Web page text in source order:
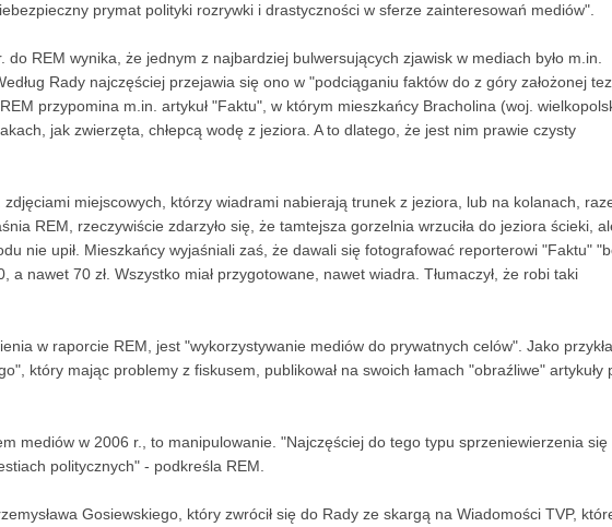
prymat polityki rozrywki i drastyczności w sferze zainteresowań mediów".
do REM wynika, że jednym z najbardziej bulwersujących zjawisk w mediach było m.in.
Rady najczęściej przejawia się ono w "podciąganiu faktów do z góry założonej
przypomina m.in. artykuł "Faktu", w którym mieszkańcy Bracholina (woj.
jak zwierzęta, chłepcą wodę z jeziora. A to dlatego, że jest nim prawie czysty
zdjęciami miejscowych, którzy wiadrami nabierają trunek z jeziora, lub na kolanach,
REM, rzeczywiście zdarzyło się, że tamtejsza gorzelnia wrzuciła do jeziora ścieki,
nie upił. Mieszkańcy wyjaśniali zaś, że dawali się fotografować reporterowi "Faktu"
a nawet 70 zł. Wszystko miał przygotowane, nawet wiadra. Tłumaczył, że robi taki
w raporcie REM, jest "wykorzystywanie mediów do prywatnych celów". Jako
który mając problemy z fiskusem, publikował na swoich łamach "obraźliwe" artykuły
mediów w 2006 r., to manipulowanie. "Najczęściej do tego typu sprzeniewierzenia się
politycznych" - podkreśla REM.
Gosiewskiego, który zwrócił się do Rady ze skargą na Wiadomości TVP,